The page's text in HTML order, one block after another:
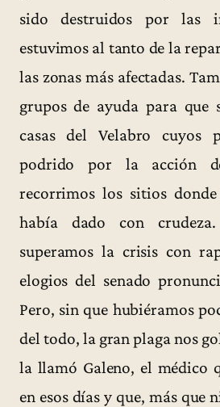
sido destruidos por las
estuvimos al tanto de la
las zonas más afectadas.
grupos de ayuda para que
casas del Velabro cuyos
podrido por la acción
recorrimos los sitios
había dado con
superamos la crisis con
elogios del senado
Pero, sin que hubiéramos
del todo, la gran plaga nos
la llamó Galeno, el médico
en esos días y que, más que